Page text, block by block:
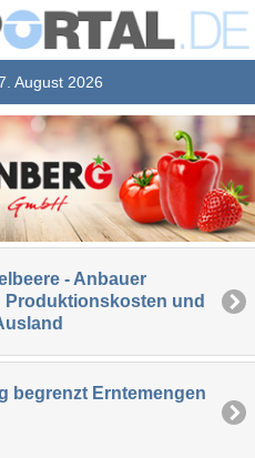
August 2026
- Anbauer
Produktionskosten und
begrenzt Erntemengen